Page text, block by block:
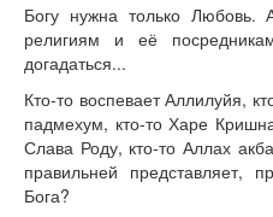
Богу нужна только Любовь.
религиям и её
догадаться...
Кто-то воспевает Аллилуйя,
падмехум, кто-то Харе
Слава Роду, кто-то Аллах
правильней представляет,
Бога?